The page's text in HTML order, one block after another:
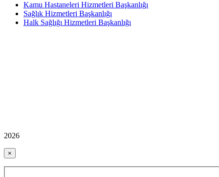
Kamu Hastaneleri Hizmetleri Başkanlığı
Sağlık Hizmetleri Başkanlığı
Halk Sağlığı Hizmetleri Başkanlığı
2026
×